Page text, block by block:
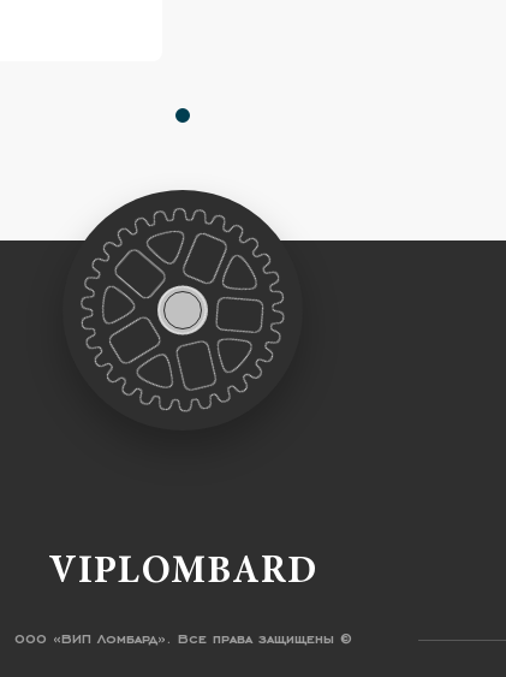
VIPLOMBARD
ООО «ВИП Ломбард». Все права защищены ©